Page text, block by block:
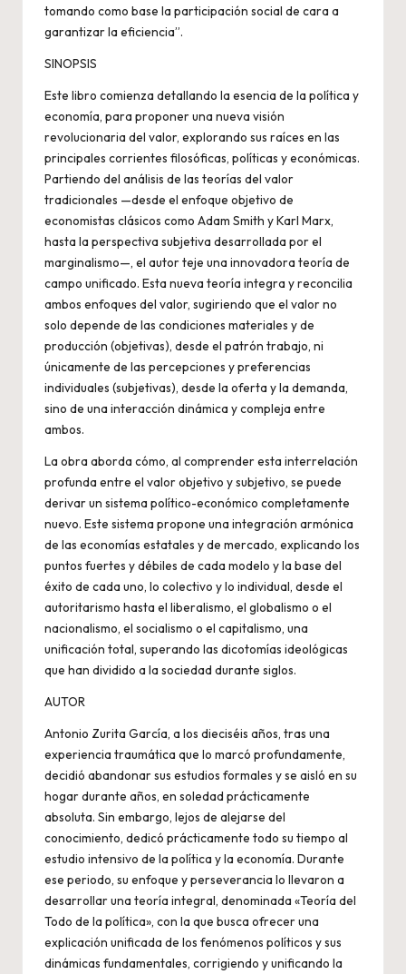
tomando como base la participación social de cara a
garantizar la eficiencia”.
SINOPSIS
Este libro comienza detallando la esencia de la política y
economía, para proponer una nueva visión
revolucionaria del valor, explorando sus raíces en las
principales corrientes filosóficas, políticas y económicas.
Partiendo del análisis de las teorías del valor
tradicionales —desde el enfoque objetivo de
economistas clásicos como Adam Smith y Karl Marx,
hasta la perspectiva subjetiva desarrollada por el
marginalismo—, el autor teje una innovadora teoría de
campo unificado. Esta nueva teoría integra y reconcilia
ambos enfoques del valor, sugiriendo que el valor no
solo depende de las condiciones materiales y de
producción (objetivas), desde el patrón trabajo, ni
únicamente de las percepciones y preferencias
individuales (subjetivas), desde la oferta y la demanda,
sino de una interacción dinámica y compleja entre
ambos.
La obra aborda cómo, al comprender esta interrelación
profunda entre el valor objetivo y subjetivo, se puede
derivar un sistema político-económico completamente
nuevo. Este sistema propone una integración armónica
de las economías estatales y de mercado, explicando los
puntos fuertes y débiles de cada modelo y la base del
éxito de cada uno, lo colectivo y lo individual, desde el
autoritarismo hasta el liberalismo, el globalismo o el
nacionalismo, el socialismo o el capitalismo, una
unificación total, superando las dicotomías ideológicas
que han dividido a la sociedad durante siglos.
AUTOR
Antonio Zurita García, a los dieciséis años, tras una
experiencia traumática que lo marcó profundamente,
decidió abandonar sus estudios formales y se aisló en su
hogar durante años, en soledad prácticamente
absoluta. Sin embargo, lejos de alejarse del
conocimiento, dedicó prácticamente todo su tiempo al
estudio intensivo de la política y la economía. Durante
ese periodo, su enfoque y perseverancia lo llevaron a
desarrollar una teoría integral, denominada «Teoría del
Todo de la política», con la que busca ofrecer una
explicación unificada de los fenómenos políticos y sus
dinámicas fundamentales, corrigiendo y unificando la